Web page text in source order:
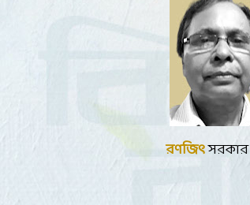
রণজিৎসরকার